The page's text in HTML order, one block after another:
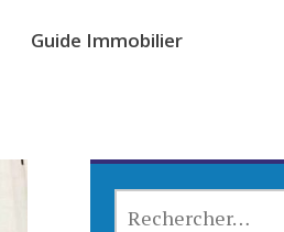
Guide Immobilier